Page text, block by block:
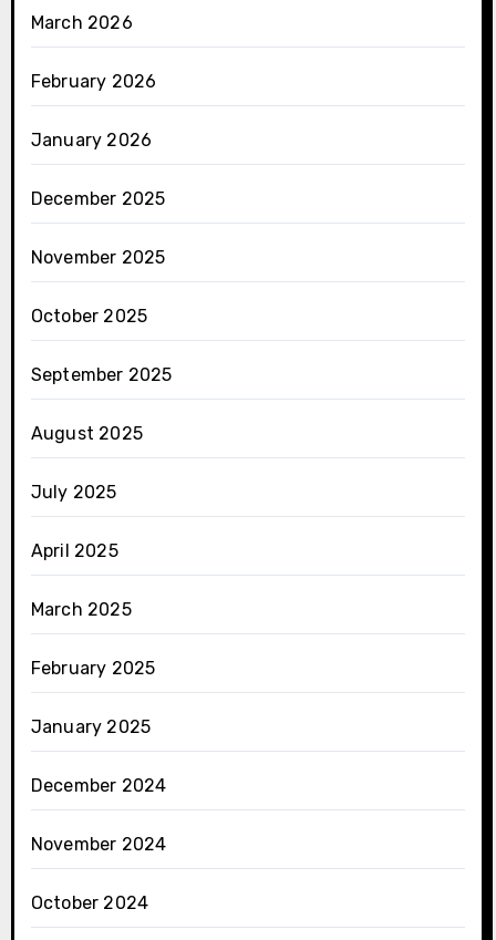
March 2026
February 2026
January 2026
December 2025
November 2025
October 2025
September 2025
August 2025
July 2025
April 2025
March 2025
February 2025
January 2025
December 2024
November 2024
October 2024